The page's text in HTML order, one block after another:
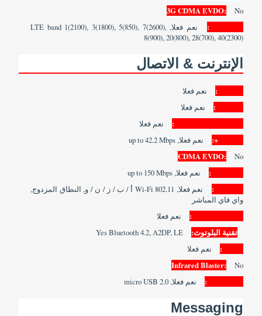
3G CDMA EVDO:
No
نعم فعلا, LTE band 1(2100), 3(1800), 5(850), 7(2600),
8(900), 20(800), 28(700), 40(2300)
الإنترنت & الاتصال
نعم فعلا
نعم فعلا
نعم فعلا
نعم فعلا, up to 42.2 Mbps
CDMA EVDO:
No
نعم فعلا, up to 150 Mbps
نعم فعلا, Wi-Fi 802.11 أ / ب / ز / ن / و, النطاق المزدوج,
واي فاي المباشر
نعم فعلا
تقنية البلوتوث:
نعم فعلا
Infrared Blaster:
No
نعم فعلا, micro USB 2.0
Messaging